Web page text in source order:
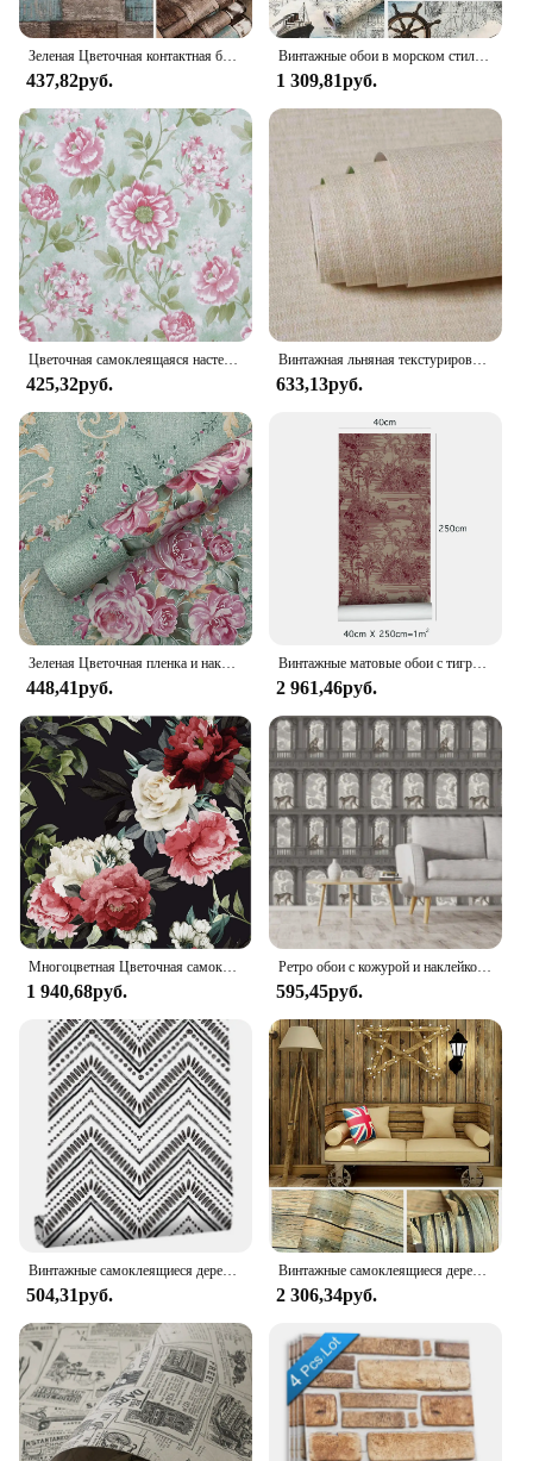
Зеленая Цветочная контактная бумага, виниловая самоклеящаяся бумага для стен, винтажные самоклеящиеся обои для спальни, ящиков, шкафов, ванной комнаты
437,82руб.
Винтажные обои в морском стиле, самоклеящаяся пленка для стен, рулон бумаги, декоративное покрытие, декоративная пленка для комнаты
1 309,81руб.
Цветочная самоклеящаяся настенная бумага, цветочный контакт, декоративная винтажная Цветочная самоклеящаяся бумага, виниловый рулон для украшения стен
425,32руб.
Винтажная льняная текстурированная самоклеящаяся настенная бумага для гостиной, спальни, настенные наклейки, виниловая Водонепроницаемая контактная бумага, домашний декор
633,13руб.
448,41руб.
Винтажные матовые обои с тигром и цветами, самоклеящиеся обои для спальни, гостиной, общежития, Декор, Настенная роспись, фотообои
2 961,46руб.
1 940,68руб.
Ретро обои с кожурой и наклейкой, контактные бумажные обои для гостиной, обои для домашнего декора, обезьяна, аркада, интерьерное здание
595,45руб.
504,31руб.
Винтажные самоклеящиеся деревянные обои, натуральное дерево, темно-серое дерево, контактная бумага, бумажная обшивка и наклейка, Настенная бумага
2 306,34руб.